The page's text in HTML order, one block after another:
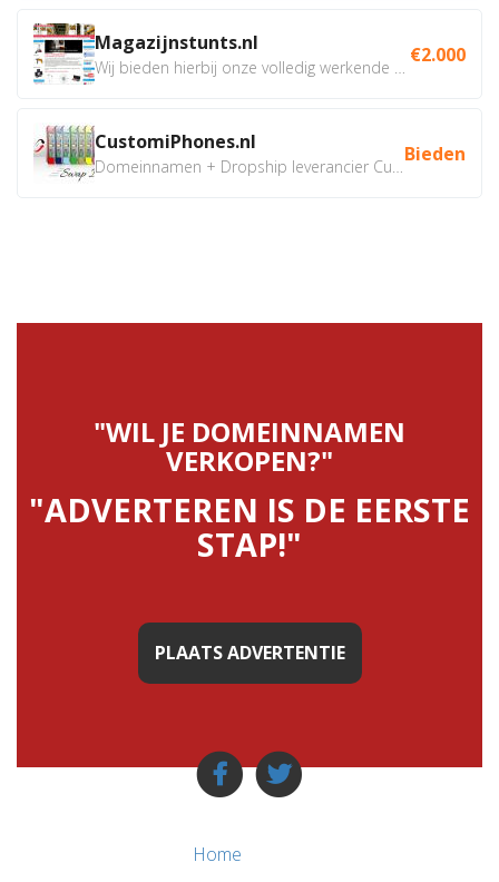
Magazijnstunts.nl €2.000
CustomiPhones.nl Bieden
"WIL JE DOMEINNAMEN
VERKOPEN?"
"ADVERTEREN IS DE EERSTE
STAP!"
PLAATS ADVERTENTIE
Home